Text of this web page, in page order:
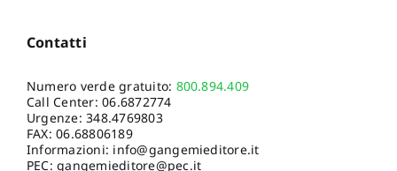
Contatti
Numero verde gratuito: 800.894.409
Call Center:06.6872774
Urgenze:348.4769803
FAX: 06.68806189
Informazioni: info@gangemieditore.it
PEC: gangemieditore@pec.it